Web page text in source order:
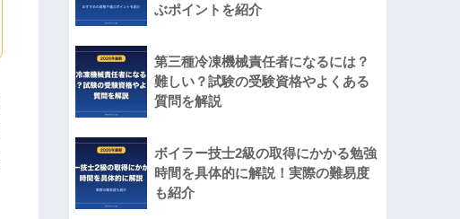
ぶポイントを紹介
第三種冷凍機械責任者になるには？
難しい？試験の受験資格やよくある
質問を解説
ボイラー技士2級の取得にかかる勉強
時間を具体的に解説！実際の難易度
も紹介